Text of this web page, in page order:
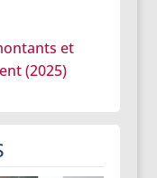
et
(2025)